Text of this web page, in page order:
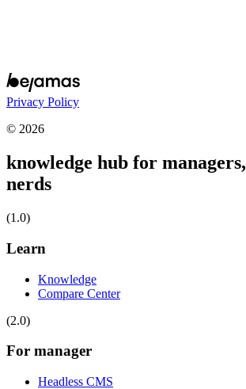
Privacy Policy
© 2026
knowledge hub for managers,
nerds
(1.0)
Learn
Knowledge
Compare Center
(2.0)
For manager
Headless CMS